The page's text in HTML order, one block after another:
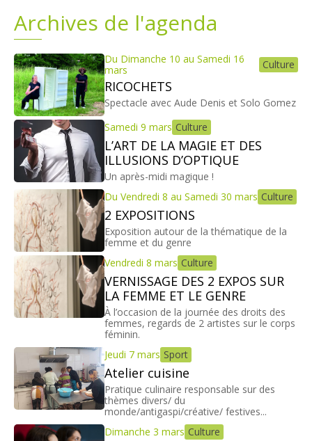
Archives de l'agenda
Du Dimanche 10 au Samedi 16
mars
Culture
RICOCHETS
Spectacle avec Aude Denis et Solo Gomez
Samedi 9 mars Culture
L’ART DE LA MAGIE ET DES
ILLUSIONS D’OPTIQUE
Un après-midi magique !
Du Vendredi 8 au Samedi 30 mars Culture
2 EXPOSITIONS
Exposition autour de la thématique de la
femme et du genre
Vendredi 8 mars Culture
VERNISSAGE DES 2 EXPOS SUR
LA FEMME ET LE GENRE
À l’occasion de la journée des droits des
femmes, regards de 2 artistes sur le corps
féminin.
Jeudi 7 mars Sport
Atelier cuisine
Pratique culinaire responsable sur des
thèmes divers/ du
monde/antigaspi/créative/ festives...
Dimanche 3 mars Culture
Plans
Demandes légales
Emploi
Marchés publics
Grands projets